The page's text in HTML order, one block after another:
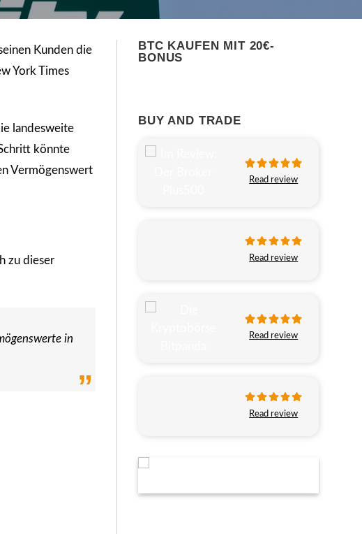
Kunden die
York Times
landesweite
könnte
Vermögenswert
zu dieser
in
BTC KAUFEN MIT 20€-
BONUS
BUY AND TRADE
Read review
Read review
Read review
Read review